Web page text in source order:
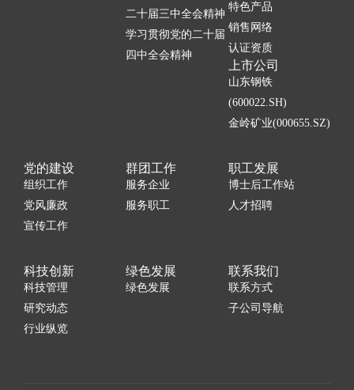
二十届三中全会精神
学习贯彻党的二十届
四中全会精神
特色产品
销售网络
认证资质
上市公司
山东钢铁
(600022.SH)
金岭矿业(000655.SZ)
党的建设
组织工作
党风廉政
宣传工作
群团工作
服务企业
服务职工
职工发展
博士后工作站
人才招聘
科技创新
科技管理
研究动态
行业纵览
绿色发展
绿色发展
联系我们
联系方式
子公司导航